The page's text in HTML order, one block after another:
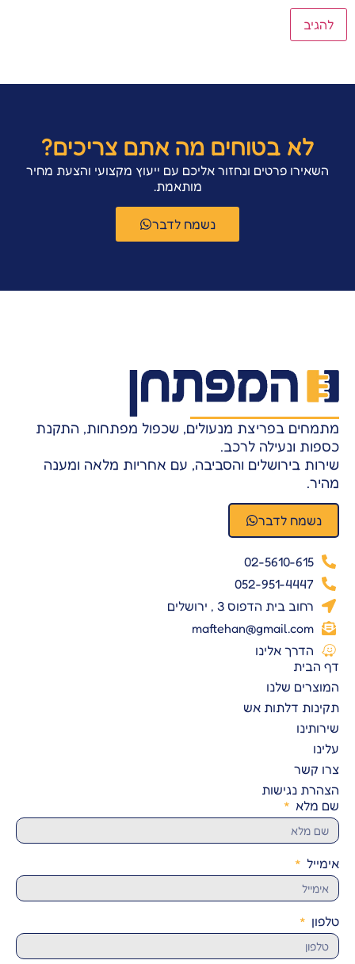
לא בטוחים מה אתם צריכים?
השאירו פרטים ונחזור אליכם עם ייעוץ מקצועי והצעת מחיר
מותאמת.
נשמח לדבר
מתמחים בפריצת מנעולים, שכפול מפתחות, התקנת
כספות ונעילה לרכב.
שירות בירושלים והסביבה, עם אחריות מלאה ומענה
מהיר.
נשמח לדבר
02-5610-615
052-951-4447
רחוב בית הדפוס 3 , ירושלים
maftehan@gmail.com
הדרך אלינו
דף הבית
המוצרים שלנו
תקינות דלתות אש
שירותינו
עלינו
צרו קשר
הצהרת נגישות
שם מלא
אימייל
טלפון